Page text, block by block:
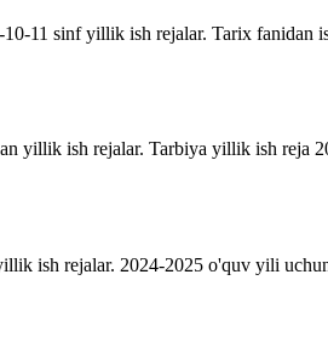
11 sinf yillik ish rejalar. Tarix
yillik ish rejalar. Tarbiya yillik ish
ish rejalar. 2024-2025 o'quv yili